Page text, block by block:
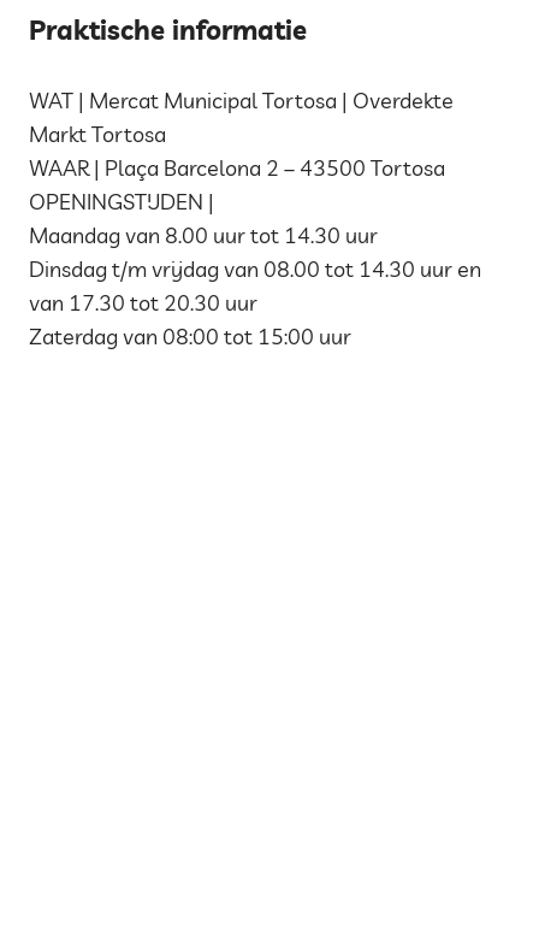
Praktische informatie
WAT | Mercat Municipal Tortosa | Overdekte
Markt Tortosa
WAAR | Plaça Barcelona 2 – 43500 Tortosa
OPENINGSTIJDEN |
Maandag van 8.00 uur tot 14.30 uur
Dinsdag t/m vrijdag van 08.00 tot 14.30 uur en
van 17.30 tot 20.30 uur
Zaterdag van 08:00 tot 15:00 uur